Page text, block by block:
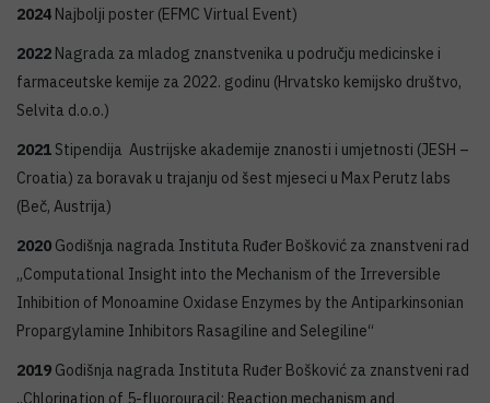
2024 Najbolji poster (EFMC Virtual Event)
2022 Nagrada za mladog znanstvenika u području medicinske i
farmaceutske kemije za 2022. godinu (Hrvatsko kemijsko društvo,
Selvita d.o.o.)
2021 Stipendija Austrijske akademije znanosti i umjetnosti (JESH –
Croatia) za boravak u trajanju od šest mjeseci u Max Perutz labs
(Beč, Austrija)
2020 Godišnja nagrada Instituta Ruđer Bošković za znanstveni rad
„Computational Insight into the Mechanism of the Irreversible
Inhibition of Monoamine Oxidase Enzymes by the Antiparkinsonian
Propargylamine Inhibitors Rasagiline and Selegiline“
2019 Godišnja nagrada Instituta Ruđer Bošković za znanstveni rad
„Chlorination of 5-fluorouracil: Reaction mechanism and